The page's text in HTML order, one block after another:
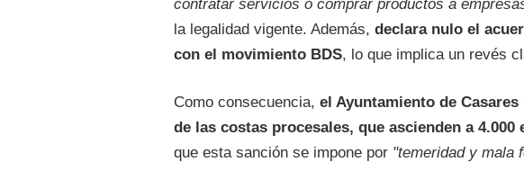
contratar servicios o comprar productos a
la legalidad vigente. Además,declara nulo el
con el movimiento BDS, lo que implica un revés
Como consecuencia,el Ayuntamiento de
de las costas procesales, que ascienden a 4.000
que esta sanción se impone por "temeridad y mala